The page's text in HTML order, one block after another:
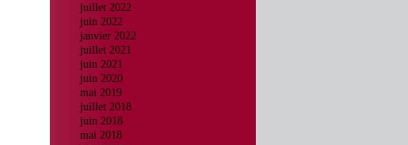
juillet 2022
juin 2022
janvier 2022
juillet 2021
juin 2021
juin 2020
mai 2019
juillet 2018
juin 2018
mai 2018